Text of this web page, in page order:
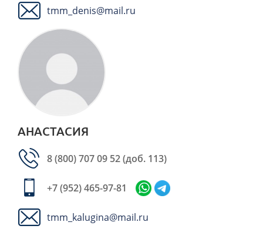
tmm_denis@mail.ru
АНАСТАСИЯ
8 (800) 707 09 52(доб. 113)
+7 (952) 465-97-81
tmm_kalugina@mail.ru